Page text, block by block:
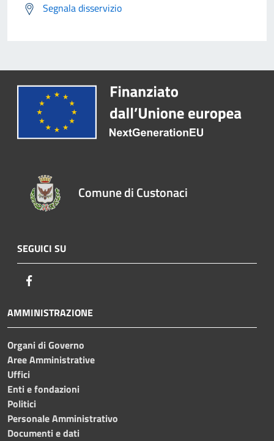
Segnala disservizio
Comune di Custonaci
SEGUICI SU
AMMINISTRAZIONE
Organi di Governo
Aree Amministrative
Uffici
Enti e fondazioni
Politici
Personale Amministrativo
Documenti e dati